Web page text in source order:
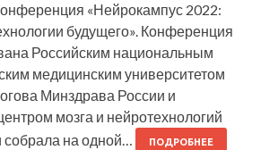
«Нейрокампус 2022:
будущего». Конференция
Российским национальным
медицинским университетом
Минздрава России и
мозга и нейротехнологий
на одной…
ПОДРОБНЕЕ